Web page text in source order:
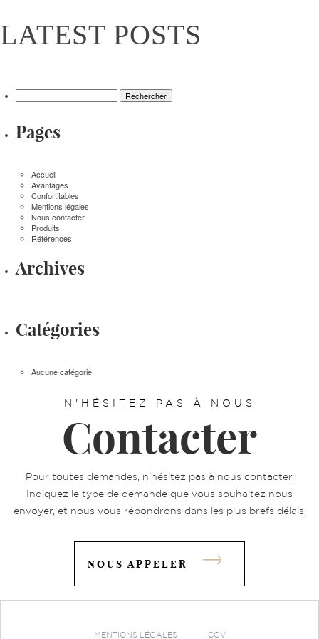
LATEST POSTS
Rechercher :
Pages
Accueil
Avantages
Confort’tables
Mentions légales
Nous contacter
Produits
Références
Archives
Catégories
Aucune catégorie
N'HÉSITEZ PAS À NOUS
Contacter
Pour toutes demandes, n'hésitez pas à nous contacter.
Indiquez le type de demande que vous souhaitez nous
envoyer, et nous vous répondrons dans les plus brefs délais.
NOUS APPELER
MENTIONS LÉGALES CGV